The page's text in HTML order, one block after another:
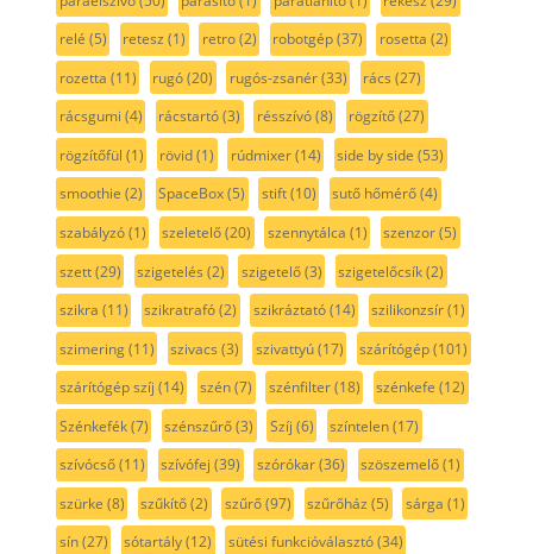
relé (5) retesz (1) retro(2) robotgép(37) rosetta (2)
rozetta (11) rugó(20) rugós-zsanér(33) rács (27)
rácsgumi (4) rácstartó(3) résszívó(8) rögzítő(27)
rögzítőfül (1) rövid(1) rúdmixer(14) side by side (53)
smoothie (2) SpaceBox(5) stift(10) sutő hőmérő(4)
szabályzó(1) szeletelő(20) szennytálca (1) szenzor(5)
szett(29) szigetelés (2) szigetelő(3) szigetelőcsík(2)
szikra (11) szikratrafó(2) szikráztató(14) szilikonzsír(1)
szimering(11) szivacs (3) szivattyú(17) szárítógép(101)
szárítógép szíj (14) szén(7) szénfilter(18) szénkefe (12)
Szénkefék(7) szénszűrő(3) Szíj (6) színtelen(17)
szívócső(11) szívófej (39) szórókar(36) szöszemelő(1)
szürke (8) szűkítő(2) szűrő(97) szűrőház (5) sárga (1)
sín(27) sótartály(12) sütési funkcióválasztó(34)